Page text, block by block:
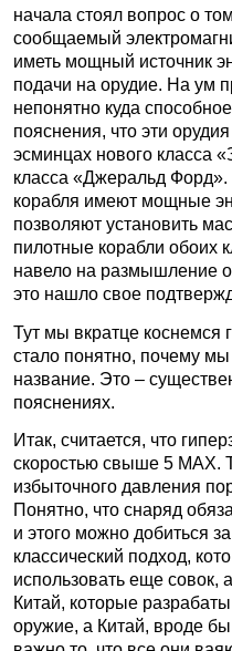
начала стоял вопрос о
сообщаемый
иметь мощный источник
подачи на орудие. На ум
непонятно куда
пояснения, что эти
эсминцах нового класса
класса «Джеральд Форд».
корабля имеют мощные
позволяют установить
пилотные корабли обоих
навело на размышление о
это нашло свое
Тут мы вкратце коснемся
стало понятно, почему
название. Это –
пояснениях.
Итак, считается, что
скоростью свыше 5 МАХ.
избыточного давления
Понятно, что снаряд
и этого можно добиться
классический подход,
использовать еще совок,
Китай, которые
оружие, а Китай, вроде